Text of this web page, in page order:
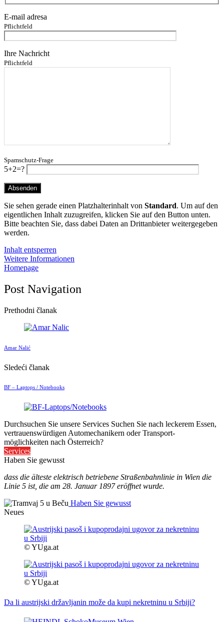
E-mail adresa
Pflichtfeld
Ihre Nachricht
Pflichtfeld
Spamschutz-Frage
5+2=?
Sie sehen gerade einen Platzhalterinhalt von Standard. Um auf den
eigentlichen Inhalt zuzugreifen, klicken Sie auf den Button unten.
Bitte beachten Sie, dass dabei Daten an Drittanbieter weitergegeben
werden.
Inhalt entsperren
Weitere Informationen
Homepage
Post Navigation
Prethodni članak
Amar Nalić
Sledeći članak
BF – Laptops / Notebooks
Durchsuchen Sie unsere Services Suchen Sie nach leckerem Essen,
vertrauenswürdigen Automechanikern oder Transport-
möglichkeiten nach Österreich?
Services
Haben Sie gewusst
dass die älteste elektrisch betriebene Straßenbahnlinie in Wien die
Linie 5 ist, die am 28. Januar 1897 eröffnet wurde.
Haben Sie gewusst
Neues
© YUga.at
© YUga.at
Da li austrijski državljanin može da kupi nekretninu u Srbiji?